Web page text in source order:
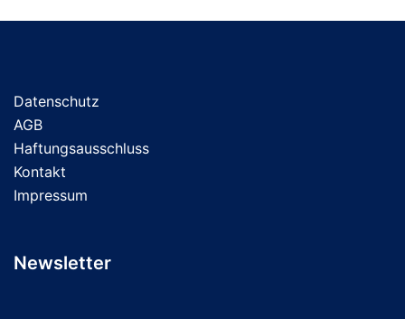
Datenschutz
AGB
Haftungsausschluss
Kontakt
Impressum
Newsletter